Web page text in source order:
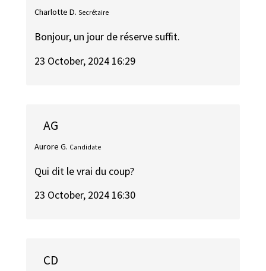
Charlotte D. Secrétaire
Bonjour, un jour de réserve suffit.
23 October, 2024 16:29
AG
Aurore G. Candidate
Qui dit le vrai du coup?
23 October, 2024 16:30
CD